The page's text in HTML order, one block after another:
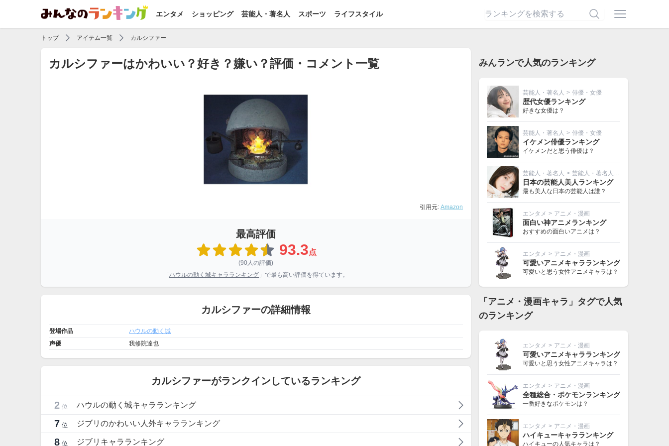
エンタメ ショッピング 芸能人・著名人 スポーツ ライフスタイル
トップ アイテム一覧 カルシファー
カルシファーはかわいい？好き？嫌い？評価・コメント一覧
引用元: Amazon
最高評価
93.3点
(90人の評価)
「 ハウルの動く城キャラランキング 」で最も高い評価を得ています。
カルシファーの詳細情報
登場作品
ハウルの動く城
声優
我修院達也
カルシファーがランクインしているランキング
2 位 ハウルの動く城キャラランキング
7 位 ジブリのかわいい人外キャラランキング
8 位 ジブリキャラランキング
みんランで人気のランキング
芸能人・著名人 > 俳優・女優
歴代女優ランキング
好きな女優は？
芸能人・著名人 > 俳優・女優
イケメン俳優ランキング
イケメンだと思う俳優は？
芸能人・著名人 > 芸能人・著名人その他
日本の芸能人美人ランキング
最も美人な日本の芸能人は誰？
エンタメ > アニメ・漫画
面白い神アニメランキング
おすすめの面白いアニメは？
エンタメ > アニメ・漫画
可愛いアニメキャラランキング
可愛いと思う女性アニメキャラは？
「アニメ・漫画キャラ」タグで人気
のランキング
エンタメ > アニメ・漫画
可愛いアニメキャラランキング
可愛いと思う女性アニメキャラは？
エンタメ > アニメ・漫画
全種総合・ポケモンランキング
一番好きなポケモンは？
エンタメ > アニメ・漫画
ハイキューキャラランキング
ハイキューの人気キャラは？